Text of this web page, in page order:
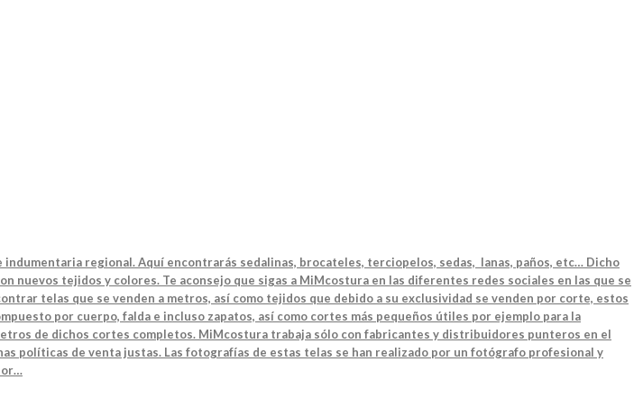
regional. Aquí encontrarás sedalinas, brocateles, terciopelos, sedas, lanas, paños, etc… Dicho
nuevos tejidos y colores. Te aconsejo que sigas a MiMcostura en las diferentes redes sociales en las que se
telas que se venden a metros, así como tejidos que debido a su exclusividad se venden por corte, estos
por cuerpo, falda e incluso zapatos, así como cortes más pequeños útiles por ejemplo para la
de dichos cortes completos. MiMcostura trabaja sólo con fabricantes y distribuidores punteros en el
políticas de venta justas. Las fotografías de estas telas se han realizado por un fotógrafo profesional y